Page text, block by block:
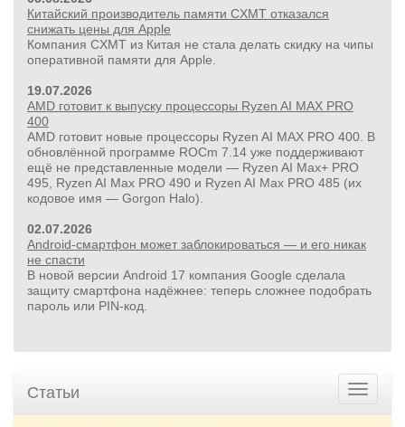
24 500руб.
УШМ болгарка Milwaukee M18 FUEL 2888-20 125 мм,
красный
Китайский производитель памяти CXMT отказался
снижать цены для Apple
Компания CXMT из Китая не стала делать скидку на чипы
оперативной памяти для Apple.
19.07.2026
AMD готовит к выпуску процессоры Ryzen AI MAX PRO
400
AMD готовит новые процессоры Ryzen AI MAX PRO 400. В
обновлённой программе ROCm 7.14 уже поддерживают
ещё не представленные модели — Ryzen AI Max+ PRO
495, Ryzen AI Max PRO 490 и Ryzen AI Max PRO 485 (их
кодовое имя — Gorgon Halo).
02.07.2026
Android-смартфон может заблокироваться — и его никак
не спасти
В новой версии Android 17 компания Google сделала
защиту смартфона надёжнее: теперь сложнее подобрать
пароль или PIN‑код.
Статьи